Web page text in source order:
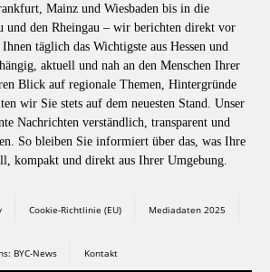
Mainz und Wiesbaden bis in die
und den Rheingau – wir berichten direkt vor
täglich das Wichtigste aus Hessen und
aktuell und nah an den Menschen Ihrer
Blick auf regionale Themen, Hintergründe
wir Sie stets auf dem neuesten Stand. Unser
Nachrichten verständlich, transparent und
So bleiben Sie informiert über das, was Ihre
kompakt und direkt aus Ihrer Umgebung.
Cookie-Richtlinie (EU) Mediadaten 2025
BYC-News Kontakt